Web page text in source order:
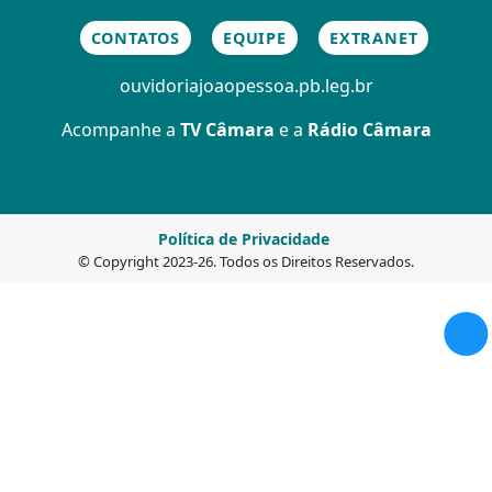
CONTATOS EQUIPE EXTRANET
ouvidoriajoaopessoa.pb.leg.br
Acompanhe a TV Câmara e a Rádio Câmara
© Copyright 2023-26. Todos os Direitos Reservados.
Política de Privacidade